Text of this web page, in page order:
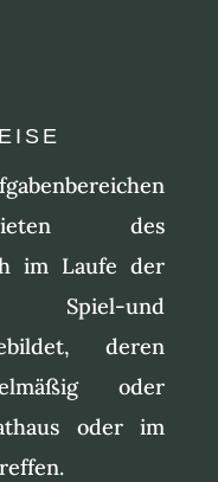
des
im Laufe der
Spiel-und
deren
oder
oder im